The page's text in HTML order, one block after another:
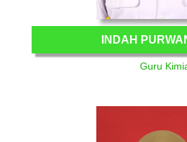
INDAH
Guru